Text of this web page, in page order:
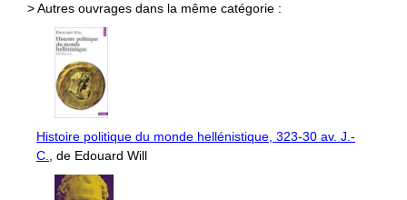
> Autres ouvrages dans la même catégorie :
Histoire politique du monde hellénistique, 323-30 av. J.-
C., de Edouard Will